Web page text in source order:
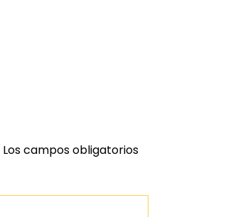
Los campos obligatorios